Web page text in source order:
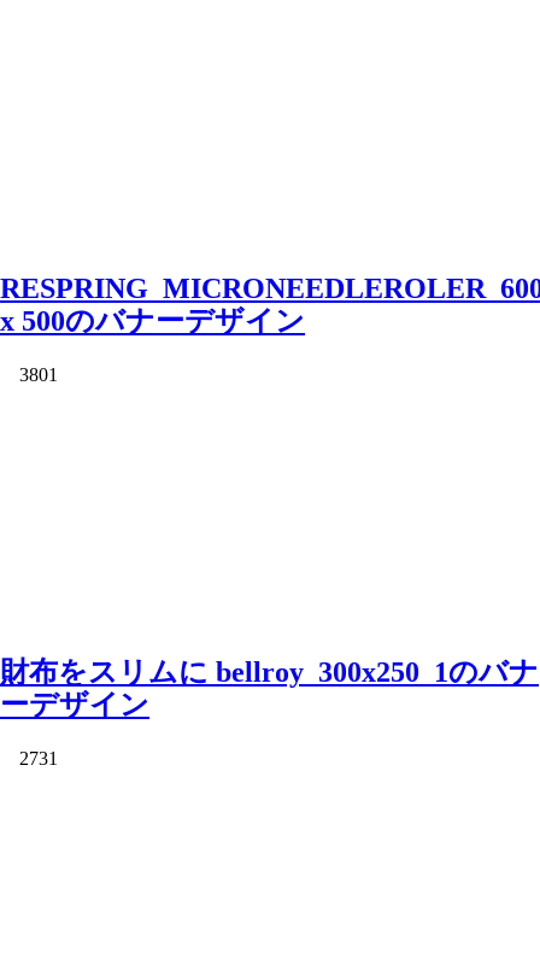
x 500のバナーデザイン
3801
財布をスリムに bellroy_300x250_1のバナ
ーデザイン
2731